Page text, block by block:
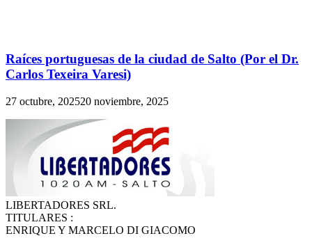
Raíces portuguesas de la ciudad de Salto (Por el Dr.
Carlos Texeira Varesi)
27 octubre, 202520 noviembre, 2025
LIBERTADORES SRL.
TITULARES :
ENRIQUE Y MARCELO DI GIACOMO